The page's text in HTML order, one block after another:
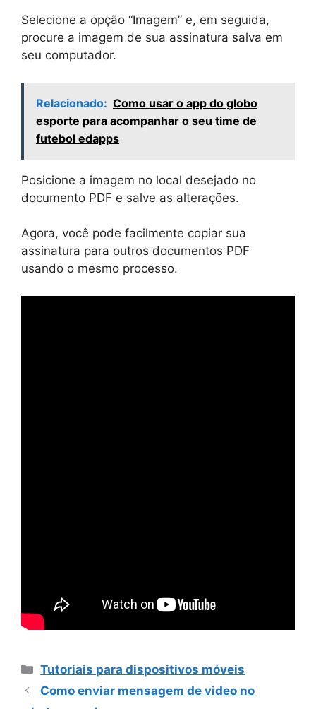
Selecione a opção “Imagem” e, em seguida,
procure a imagem de sua assinatura salva em
seu computador.
Relacionado: Como usar o app do globo
esporte para acompanhar o seu time de
futebol edapps
Posicione a imagem no local desejado no
documento PDF e salve as alterações.
Agora, você pode facilmente copiar sua
assinatura para outros documentos PDF
usando o mesmo processo.
Categorias
Tutoriais para dispositivos móveis
Como enviar mensagem de video no